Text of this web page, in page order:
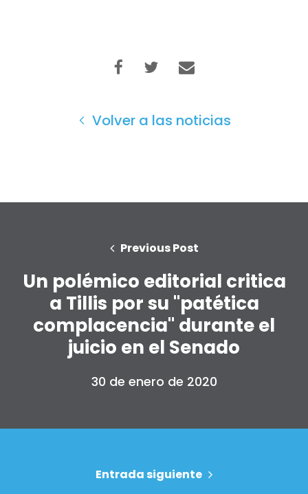
Volver a las noticias
Previous Post
Un polémico editorial critica
a Tillis por su "patética
complacencia" durante el
juicio en el Senado
30 de enero de 2020
Entrada siguiente